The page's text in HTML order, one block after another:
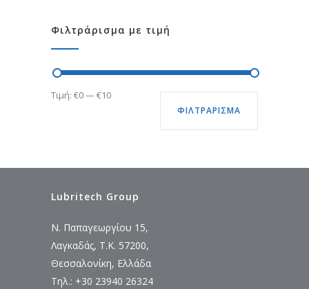
Φιλτράρισμα με τιμή
Ελάχιστη
Μέγιστη
ΦΙΛΤΡΆΡΙΣΜΑ
Τιμή: €0—€10
Lubritech Group
Ν. Παπαγεωργίου 15,
Λαγκαδάς, Τ.Κ. 57200,
Θεσσαλονίκη, Ελλάδα
Τηλ.: +30 23940 26324